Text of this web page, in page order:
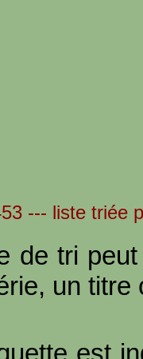
--- liste triée
de tri
un titre
est